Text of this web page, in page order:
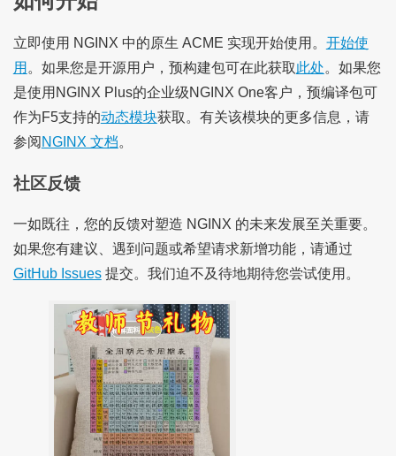
立即使用 NGINX 中的原生 ACME 实现开始使用。 开始使
用 。如果您是开源用户，预构建包可在此获取此处。如果您
是使用NGINX Plus的企业级NGINX One客户，预编译包可
作为F5支持的动态模块获取。有关该模块的更多信息，请
参阅 NGINX 文档。
社区反馈
一如既往，您的反馈对塑造 NGINX 的未来发展至关重要。
如果您有建议、遇到问题或希望请求新增功能，请通过
GitHub Issues提交。我们迫不及待地期待您尝试使用。